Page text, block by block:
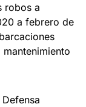
robos a
a febrero de